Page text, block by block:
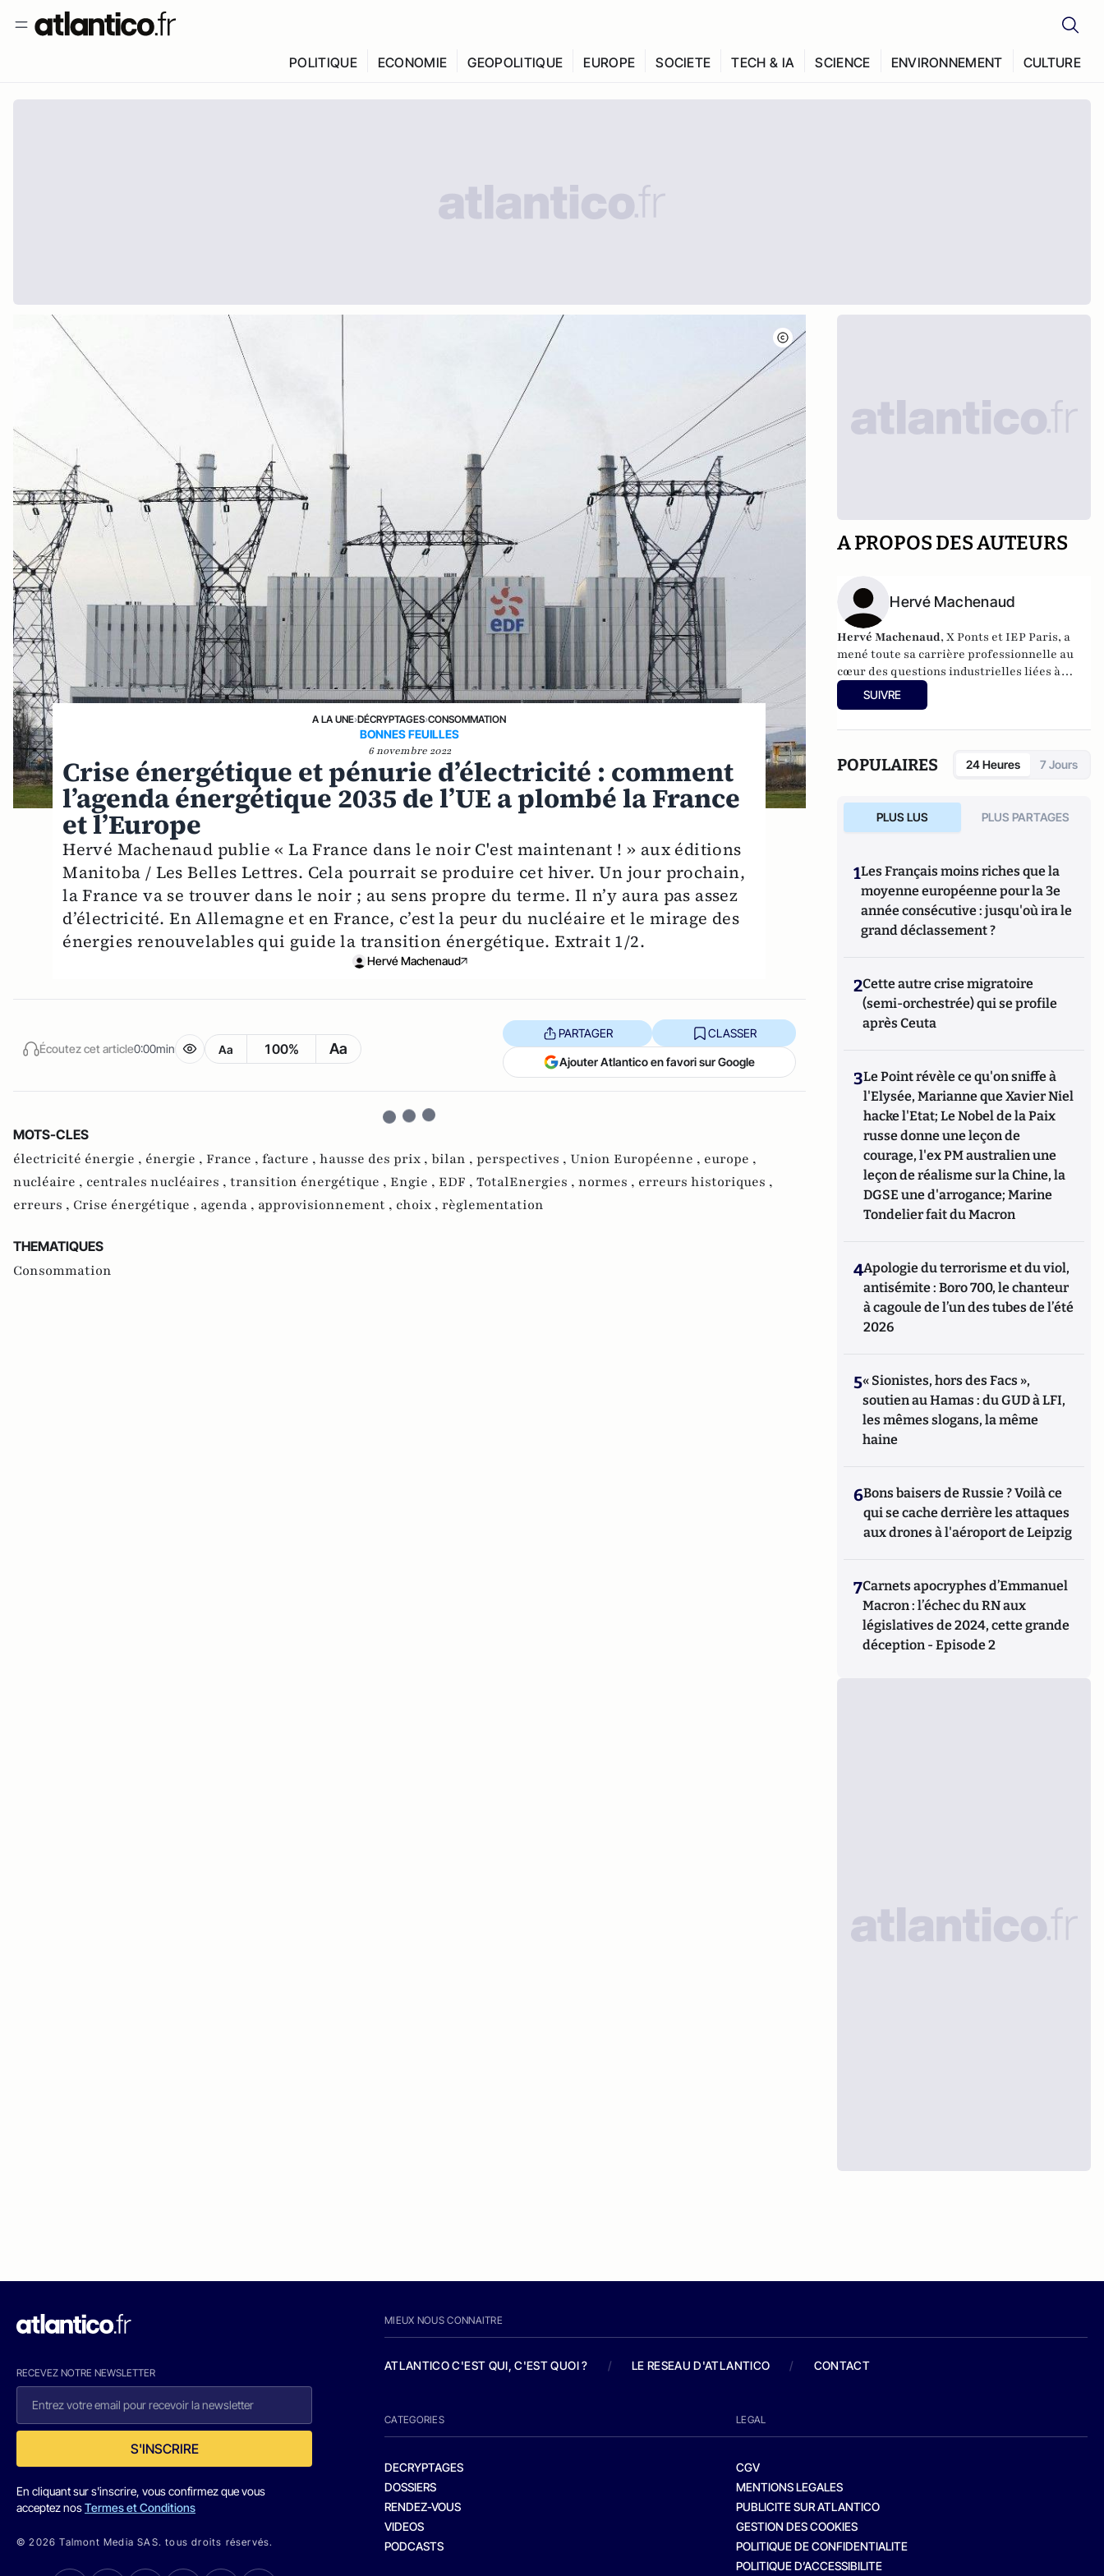
POLITIQUE ECONOMIE GEOPOLITIQUE EUROPE SOCIETE TECH & IA SCIENCE ENVIRONNEMENT CULTURE
A LA UNE›DÉCRYPTAGES›CONSOMMATION
BONNES FEUILLES
6 novembre 2022
Crise énergétique et pénurie d’électricité : comment
l’agenda énergétique 2035 de l’UE a plombé la France
et l’Europe
Hervé Machenaud publie « La France dans le noir C'est maintenant ! » aux éditions
Manitoba / Les Belles Lettres. Cela pourrait se produire cet hiver. Un jour prochain,
la France va se trouver dans le noir ; au sens propre du terme. Il n’y aura pas assez
d’électricité. En Allemagne et en France, c’est la peur du nucléaire et le mirage des
énergies renouvelables qui guide la transition énergétique. Extrait 1/2.
Hervé Machenaud
Écoutez cet article0:00min Aa 100% Aa
PARTAGER CLASSER
Ajouter Atlantico en favori sur Google
MOTS-CLES
électricité énergie , énergie , France , facture , hausse des prix , bilan , perspectives , Union Européenne , europe ,
nucléaire , centrales nucléaires , transition énergétique , Engie , EDF , TotalEnergies , normes , erreurs historiques ,
erreurs , Crise énergétique , agenda , approvisionnement , choix , règlementation
THEMATIQUES
Consommation
A PROPOS DES AUTEURS
Hervé Machenaud
Hervé Machenaud, X Ponts et IEP Paris, a
mené toute sa carrière professionnelle au
cœur des questions industrielles liées à
l’énergie, tant en France qu’à l’étranger. Il
réside actuellement en Chine où il a
SUIVRE
POPULAIRES 24 Heures 7 Jours
PLUS LUS PLUS PARTAGES
1Les Français moins riches que la
moyenne européenne pour la 3e
année consécutive : jusqu'où ira le
grand déclassement ?
2Cette autre crise migratoire
(semi-orchestrée) qui se profile
après Ceuta
3Le Point révèle ce qu'on sniffe à
l'Elysée, Marianne que Xavier Niel
hacke l'Etat; Le Nobel de la Paix
russe donne une leçon de
courage, l'ex PM australien une
leçon de réalisme sur la Chine, la
DGSE une d'arrogance; Marine
Tondelier fait du Macron
4Apologie du terrorisme et du viol,
antisémite : Boro 700, le chanteur
à cagoule de l’un des tubes de l’été
2026
5« Sionistes, hors des Facs »,
soutien au Hamas : du GUD à LFI,
les mêmes slogans, la même
haine
6Bons baisers de Russie ? Voilà ce
qui se cache derrière les attaques
aux drones à l'aéroport de Leipzig
7Carnets apocryphes d’Emmanuel
Macron : l’échec du RN aux
législatives de 2024, cette grande
déception - Episode 2
RECEVEZ NOTRE NEWSLETTER
S'INSCRIRE
En cliquant sur s'inscrire, vous confirmez que vous
acceptez nosTermes et Conditions
© 2026 Talmont Media SAS. tous droits réservés.
MIEUX NOUS CONNAITRE
ATLANTICO C'EST QUI, C'EST QUOI ? / LE RESEAU D'ATLANTICO / CONTACT
CATEGORIES
DECRYPTAGES
DOSSIERS
RENDEZ-VOUS
VIDEOS
PODCASTS
LEGAL
CGV
MENTIONS LEGALES
PUBLICITE SUR ATLANTICO
GESTION DES COOKIES
POLITIQUE DE CONFIDENTIALITE
POLITIQUE D’ACCESSIBILITE